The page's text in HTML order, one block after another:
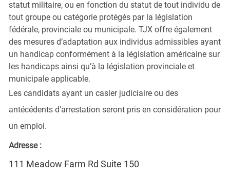
statut militaire, ou en fonction du statut de tout individu de
tout groupe ou catégorie protégés par la législation
fédérale, provinciale ou municipale. TJX offre également
des mesures d’adaptation aux individus admissibles ayant
un handicap conformément à la législation américaine sur
les handicaps ainsi qu’à la législation provinciale et
municipale applicable.
Les candidats ayant un casier judiciaire ou des
antécédents d'arrestation seront pris en considération pour
un emploi.
Adresse :
111 Meadow Farm Rd Suite 150